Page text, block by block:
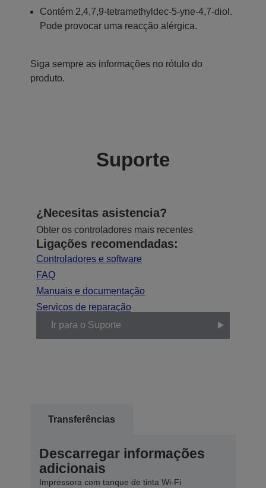
Contém 2,4,7,9-tetramethyldec-5-yne-4,7-diol.
Pode provocar uma reacção alérgica.
Siga sempre as informações no rótulo do
produto.
Suporte
¿Necesitas asistencia?
Obter os controladores mais recentes
Ligações recomendadas:
Controladores e software
FAQ
Manuais e documentação
Serviços de reparação
Ir para o Suporte
Transferências
Descarregar informações
adicionais
Impressora com tanque de tinta Wi-Fi